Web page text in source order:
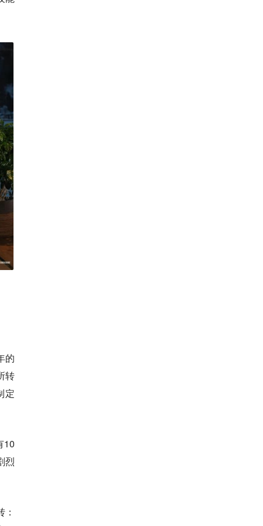
的
转
定
10
烈